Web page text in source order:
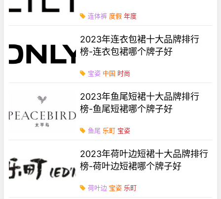
连体裤 度假 年度
2023年连衣包裙十大品牌排行
榜-连衣包裙哪个牌子好
宝姿 中国 时尚
2023年鱼尾短裙十大品牌排行
榜-鱼尾短裙哪个牌子好
鱼尾 乐町 宝姿
2023年荷叶边短裙十大品牌排行
榜-荷叶边短裙哪个牌子好
荷叶边 宝姿 乐町